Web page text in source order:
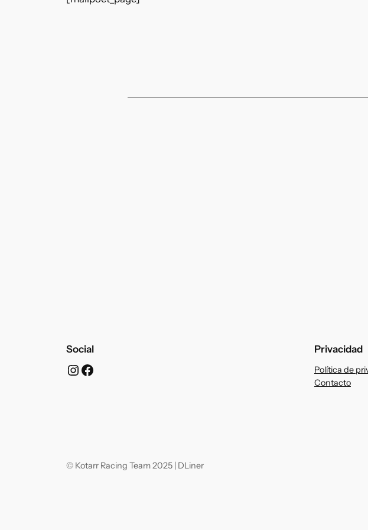
Social
InstagramFacebook
Privacidad
Política de
Contacto
© Kotarr Racing Team 2025 | DLiner